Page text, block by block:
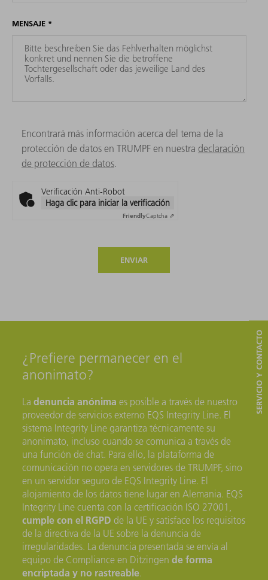
MENSAJE *
Encontrará más información acerca del tema de la
protección de datos en TRUMPF en nuestra declaración
de protección de datos.
Verificación Anti-Robot
Haga clic para iniciar la verificación
FriendlyCaptcha ⇗
ENVIAR
¿Prefiere permanecer en el
anonimato?
Ladenuncia anónima es posible a través de nuestro
proveedor de servicios externo EQS Integrity Line. El
sistema Integrity Line garantiza técnicamente su
anonimato, incluso cuando se comunica a través de
una función de chat. Para ello, la plataforma de
comunicación no opera en servidores de TRUMPF, sino
en un servidor seguro de EQS Integrity Line. El
alojamiento de los datos tiene lugar en Alemania. EQS
Integrity Line cuenta con la certificación ISO 27001,
cumple con el RGPD de la UE y satisface los requisitos
de la directiva de la UE sobre la denuncia de
irregularidades. La denuncia presentada se envía al
equipo de Compliance en Ditzingende forma
encriptada y no rastreable.
SERVICIO Y CONTACTO